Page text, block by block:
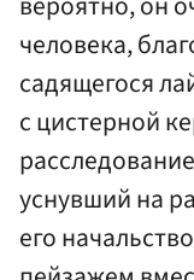
человека,
садящегося
с цистерной
уснувший на
его